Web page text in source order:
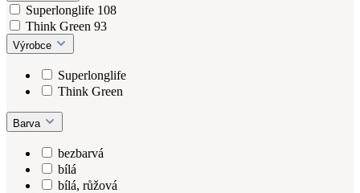
Superlonglife 108
Think Green 93
Výrobce
Superlonglife
Think Green
Barva
bezbarvá
bílá
bílá, růžová